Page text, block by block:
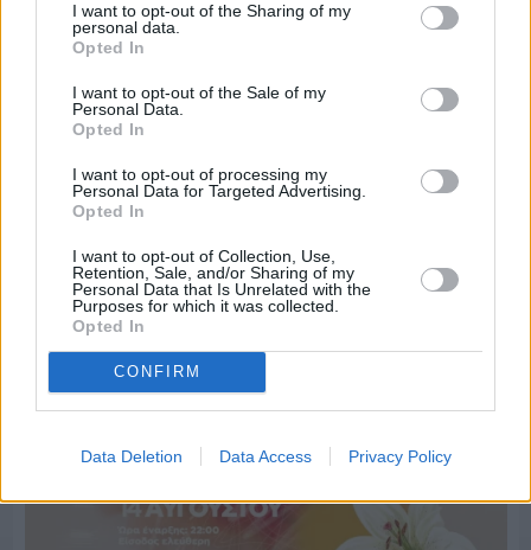
I want to opt-out of the Sharing of my
personal data.
Opted In
I want to opt-out of the Sale of my
Personal Data.
Opted In
I want to opt-out of processing my
Personal Data for Targeted Advertising.
Opted In
I want to opt-out of Collection, Use,
Retention, Sale, and/or Sharing of my
Personal Data that Is Unrelated with the
Purposes for which it was collected.
Opted In
CONFIRM
Data Deletion Data Access Privacy Policy
Πριν 5 ημέρες
Οι ξεχωριστές καλοκαιρινές προτάσεις του
Clementine Chios